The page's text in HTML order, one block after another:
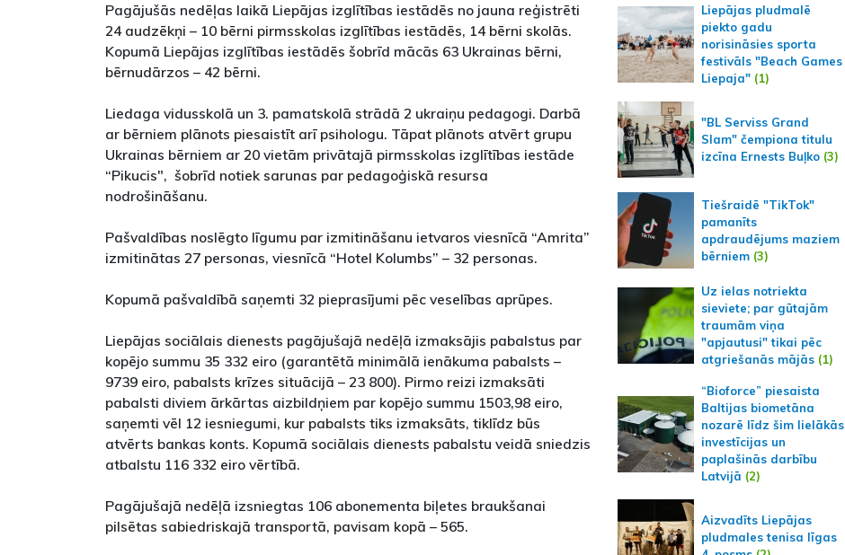
Pagājušās nedēļas laikā Liepājas izglītības iestādēs no jauna reģistrēti
24 audzēkņi – 10 bērni pirmsskolas izglītības iestādēs, 14 bērni skolās.
Kopumā Liepājas izglītības iestādēs šobrīd mācās 63 Ukrainas bērni,
bērnudārzos – 42 bērni.
Liedaga vidusskolā un 3. pamatskolā strādā 2 ukraiņu pedagogi. Darbā
ar bērniem plānots piesaistīt arī psihologu. Tāpat plānots atvērt grupu
Ukrainas bērniem ar 20 vietām privātajā pirmsskolas izglītības iestāde
“Pikucis", šobrīd notiek sarunas par pedagoģiskā resursa
nodrošināšanu.
Pašvaldības noslēgto līgumu par izmitināšanu ietvaros viesnīcā “Amrita”
izmitinātas 27 personas, viesnīcā “Hotel Kolumbs” – 32 personas.
Kopumā pašvaldībā saņemti 32 pieprasījumi pēc veselības aprūpes.
Liepājas sociālais dienests pagājušajā nedēļā izmaksājis pabalstus par
kopējo summu 35 332 eiro (garantētā minimālā ienākuma pabalsts –
9739 eiro, pabalsts krīzes situācijā – 23 800). Pirmo reizi izmaksāti
pabalsti diviem ārkārtas aizbildņiem par kopējo summu 1503,98 eiro,
saņemti vēl 12 iesniegumi, kur pabalsts tiks izmaksāts, tiklīdz būs
atvērts bankas konts. Kopumā sociālais dienests pabalstu veidā sniedzis
atbalstu 116 332 eiro vērtībā.
Pagājušajā nedēļā izsniegtas 106 abonementa biļetes braukšanai
pilsētas sabiedriskajā transportā, pavisam kopā – 565.
Liepājas pludmalē
piekto gadu
norisināsies sporta
festivāls "Beach Games
Liepaja"(1)
"BL Serviss Grand
Slam" čempiona titulu
izcīna Ernests Buļko(3)
Tiešraidē "TikTok"
pamanīts
apdraudējums maziem
bērniem(3)
Uz ielas notriekta
sieviete; par gūtajām
traumām viņa
"apjautusi" tikai pēc
atgriešanās mājās(1)
“Bioforce” piesaista
Baltijas biometāna
nozarē līdz šim lielākās
investīcijas un
paplašinās darbību
Latvijā (2)
Aizvadīts Liepājas
pludmales tenisa līgas